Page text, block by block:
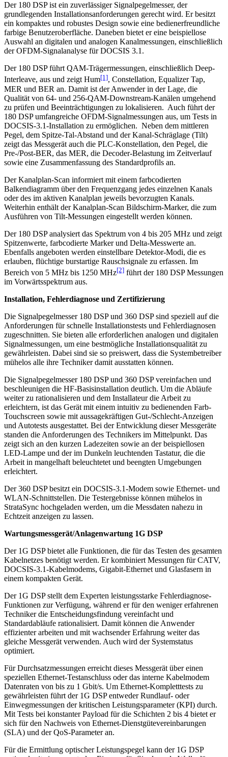
Der 180 DSP ist ein zuverlässiger Signalpegelmesser, der
grundlegenden Installationsanforderungen gerecht wird. Er besitzt
ein kompaktes und robustes Design sowie eine bedienerfreundliche
farbige Benutzeroberfläche. Daneben bietet er eine beispiellose
Auswahl an digitalen und analogen Kanalmessungen, einschließlich
der OFDM-Signalanalyse für DOCSIS 3.1.
Der 180 DSP führt QAM-Trägermessungen, einschließlich Deep-
Interleave, aus und zeigt Hum[1], Constellation, Equalizer Tap,
MER und BER an. Damit ist der Anwender in der Lage, die
Qualität von 64- und 256-QAM-Downstream-Kanälen umgehend
zu prüfen und Beeinträchtigungen zu lokalisieren. Auch führt der
180 DSP umfangreiche OFDM-Signalmessungen aus, um Tests in
DOCSIS-3.1-Installation zu ermöglichen. Neben dem mittleren
Pegel, dem Spitze-Tal-Abstand und der Kanal-Schräglage (Tilt)
zeigt das Messgerät auch die PLC-Konstellation, den Pegel, die
Pre-/Post-BER, das MER, die Decoder-Belastung im Zeitverlauf
sowie eine Zusammenfassung des Standardprofils an.
Der Kanalplan-Scan informiert mit einem farbcodierten
Balkendiagramm über den Frequenzgang jedes einzelnen Kanals
oder des im aktiven Kanalplan jeweils bevorzugten Kanals.
Weiterhin enthält der Kanalplan-Scan Bildschirm-Marker, die zum
Ausführen von Tilt-Messungen eingestellt werden können.
Der 180 DSP analysiert das Spektrum von 4 bis 205 MHz und zeigt
Spitzenwerte, farbcodierte Marker und Delta-Messwerte an.
Ebenfalls angeboten werden einstellbare Detektor-Modi, die es
erlauben, flüchtige burstartige Rauschsignale zu erfassen. Im
Bereich von 5 MHz bis 1250 MHz[2] führt der 180 DSP Messungen
im Vorwärtsspektrum aus.
Installation, Fehlerdiagnose und Zertifizierung
Die Signalpegelmesser 180 DSP und 360 DSP sind speziell auf die
Anforderungen für schnelle Installationstests und Fehlerdiagnosen
zugeschnitten. Sie bieten alle erforderlichen analogen und digitalen
Signalmessungen, um eine bestmögliche Installationsqualität zu
gewährleisten. Dabei sind sie so preiswert, dass die Systembetreiber
mühelos alle ihre Techniker damit ausstatten können.
Die Signalpegelmesser 180 DSP und 360 DSP vereinfachen und
beschleunigen die HF-Basisinstallation deutlich. Um die Abläufe
weiter zu rationalisieren und dem Installateur die Arbeit zu
erleichtern, ist das Gerät mit einem intuitiv zu bedienenden Farb-
Touchscreen sowie mit aussagekräftigen Gut-/Schlecht-Anzeigen
und Autotests ausgestattet. Bei der Entwicklung dieser Messgeräte
standen die Anforderungen des Technikers im Mittelpunkt. Das
zeigt sich an den kurzen Ladezeiten sowie an der beispiellosen
LED-Lampe und der im Dunkeln leuchtenden Tastatur, die die
Arbeit in mangelhaft beleuchtetet und beengten Umgebungen
erleichtert.
Der 360 DSP besitzt ein DOCSIS-3.1-Modem sowie Ethernet- und
WLAN-Schnittstellen. Die Testergebnisse können mühelos in
StrataSync hochgeladen werden, um die Messdaten nahezu in
Echtzeit anzeigen zu lassen.
Wartungsmessgerät/Anlagenwartung 1G DSP
Der 1G DSP bietet alle Funktionen, die für das Testen des gesamten
Kabelnetzes benötigt werden. Er kombiniert Messungen für CATV,
DOCSIS-3.1-Kabelmodems, Gigabit-Ethernet und Glasfasern in
einem kompakten Gerät.
Der 1G DSP stellt dem Experten leistungsstarke Fehlerdiagnose-
Funktionen zur Verfügung, während er für den weniger erfahrenen
Techniker die Entscheidungsfindung vereinfacht und
Standardabläufe rationalisiert. Damit können die Anwender
effizienter arbeiten und mit wachsender Erfahrung weiter das
gleiche Messgerät verwenden. Auch wird der Systemstatus
optimiert.
Für Durchsatzmessungen erreicht dieses Messgerät über einen
speziellen Ethernet-Testanschluss oder das interne Kabelmodem
Datenraten von bis zu 1 Gbit/s. Um Ethernet-Kompletttests zu
gewährleisten führt der 1G DSP entweder Rundlauf- oder
Einwegmessungen der kritischen Leistungsparameter (KPI) durch.
Mit Tests bei konstanter Payload für die Schichten 2 bis 4 bietet er
sich für den Nachweis von Ethernet-Dienstgütevereinbarungen
(SLA) und der QoS-Parameter an.
Für die Ermittlung optischer Leistungspegel kann der 1G DSP